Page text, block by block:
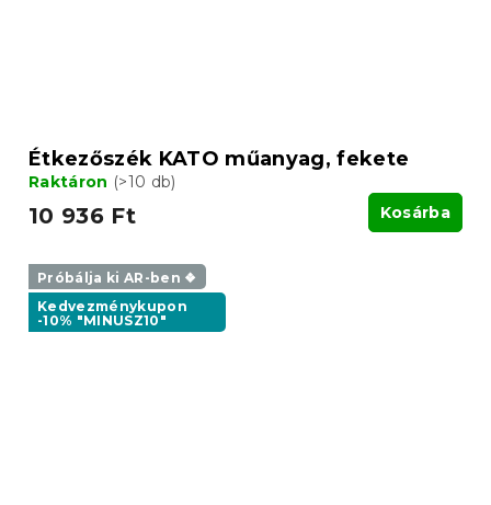
Étkezőszék KATO műanyag, fekete
Raktáron (>10 db)
10 936 Ft Kosárba
Próbálja ki AR-ben ❖
Kedvezménykupon
-10% "MINUSZ10"